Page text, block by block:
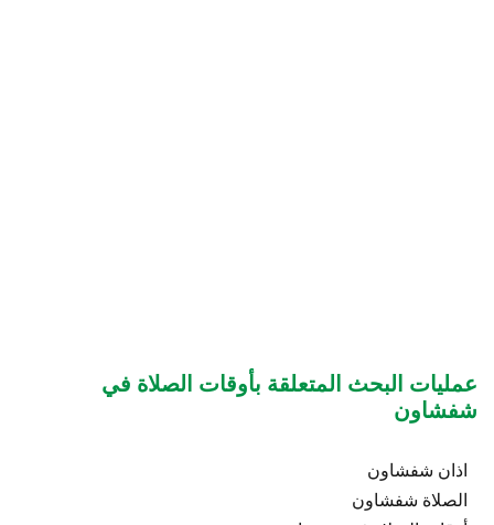
عمليات البحث المتعلقة بأوقات الصلاة في
شفشاون
اذان شفشاون
الصلاة شفشاون